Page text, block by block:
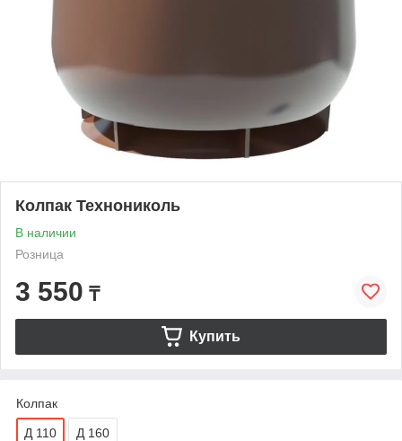
Колпак Технониколь
В наличии
Розница
3 550 ₸
Купить
Колпак
Д 110 Д 160